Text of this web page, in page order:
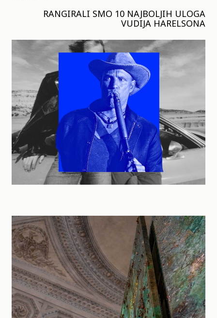
RANGIRALI SMO 10 NAJBOLJIH ULOGA
VUDIJA HARELSONA